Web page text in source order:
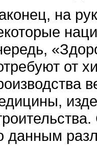
на
от
данным